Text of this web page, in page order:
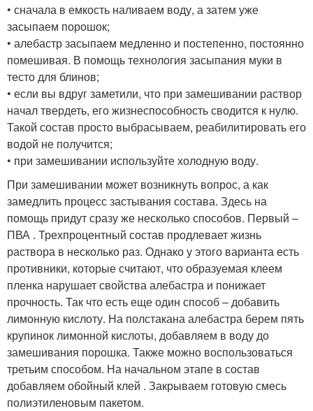
• сначала в емкость наливаем воду, а затем уже
засыпаем порошок;
• алебастр засыпаем медленно и постепенно, постоянно
помешивая. В помощь технология засыпания муки в
тесто для блинов;
• если вы вдруг заметили, что при замешивании раствор
начал твердеть, его жизнеспособность сводится к нулю.
Такой состав просто выбрасываем, реабилитировать его
водой не получится;
• при замешивании используйте холодную воду.
При замешивании может возникнуть вопрос, а как
замедлить процесс застывания состава. Здесь на
помощь придут сразу же несколько способов. Первый –
ПВА . Трехпроцентный состав продлевает жизнь
раствора в несколько раз. Однако у этого варианта есть
противники, которые считают, что образуемая клеем
пленка нарушает свойства алебастра и понижает
прочность. Так что есть еще один способ – добавить
лимонную кислоту. На полстакана алебастра берем пять
крупинок лимонной кислоты, добавляем в воду до
замешивания порошка. Также можно воспользоваться
третьим способом. На начальном этапе в состав
добавляем обойный клей . Закрываем готовую смесь
полиэтиленовым пакетом.